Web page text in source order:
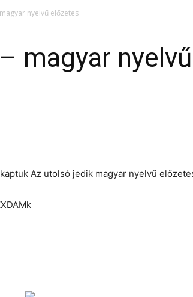
nyelvű előzetes
magyar
Az utolsó jedik magyar nyelvű